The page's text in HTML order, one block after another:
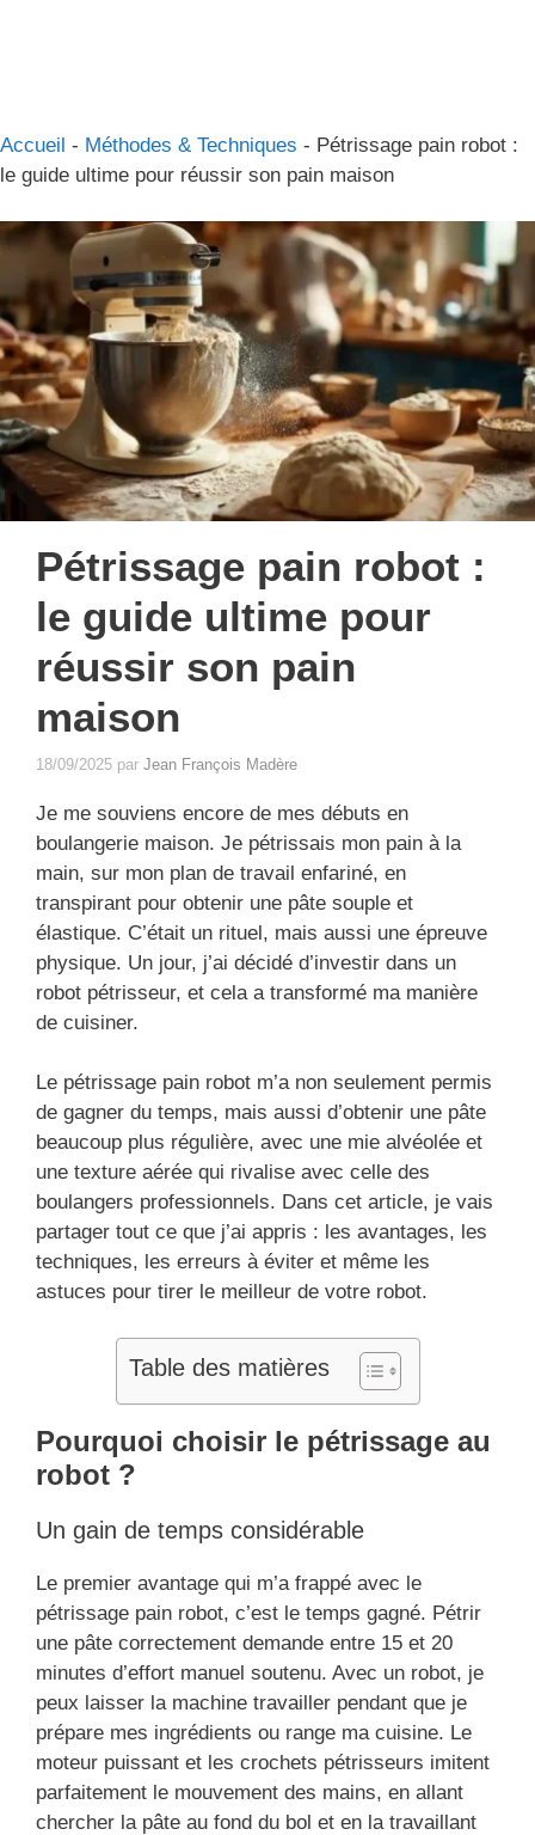
Accueil - Méthodes & Techniques - Pétrissage pain robot :
le guide ultime pour réussir son pain maison
Pétrissage pain robot :
le guide ultime pour
réussir son pain
maison
18/09/2025 par Jean François Madère
Je me souviens encore de mes débuts en
boulangerie maison. Je pétrissais mon pain à la
main, sur mon plan de travail enfariné, en
transpirant pour obtenir une pâte souple et
élastique. C’était un rituel, mais aussi une épreuve
physique. Un jour, j’ai décidé d’investir dans un
robot pétrisseur, et cela a transformé ma manière
de cuisiner.
Le pétrissage pain robot m’a non seulement permis
de gagner du temps, mais aussi d’obtenir une pâte
beaucoup plus régulière, avec une mie alvéolée et
une texture aérée qui rivalise avec celle des
boulangers professionnels. Dans cet article, je vais
partager tout ce que j’ai appris : les avantages, les
techniques, les erreurs à éviter et même les
astuces pour tirer le meilleur de votre robot.
Table des matières
Pourquoi choisir le pétrissage au
robot ?
Un gain de temps considérable
Le premier avantage qui m’a frappé avec le
pétrissage pain robot, c’est le temps gagné. Pétrir
une pâte correctement demande entre 15 et 20
minutes d’effort manuel soutenu. Avec un robot, je
peux laisser la machine travailler pendant que je
prépare mes ingrédients ou range ma cuisine. Le
moteur puissant et les crochets pétrisseurs imitent
parfaitement le mouvement des mains, en allant
chercher la pâte au fond du bol et en la travaillant